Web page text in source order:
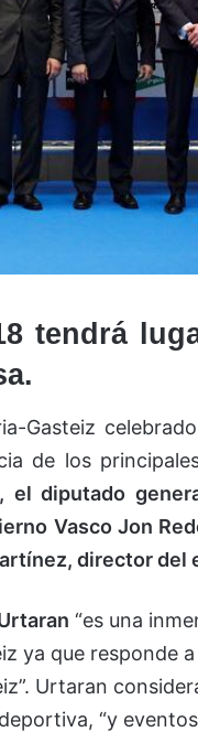
tendrá
Gasteiz
de los
el diputado
Vasco Jon
director del
“es una
ya que responde
Urtaran
“y